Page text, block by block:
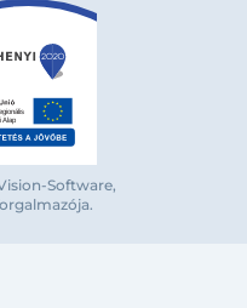
Software,
.